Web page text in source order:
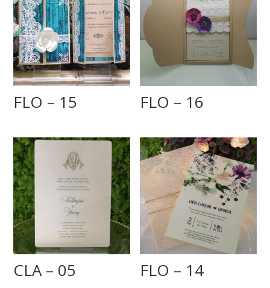
FLO – 15 FLO – 16
CLA – 05 FLO – 14